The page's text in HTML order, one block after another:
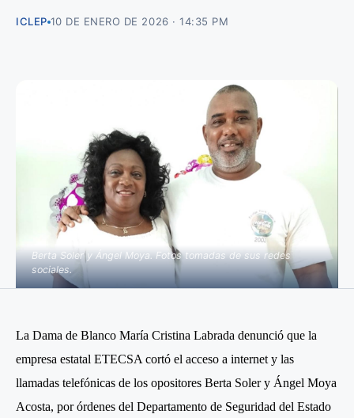
ICLEP 10 DE ENERO DE 2026 · 14:35 PM
Berta Soler y Ángel Moya. Fotos tomadas de sus redes
sociales.
La Dama de Blanco María Cristina Labrada denunció que la
empresa estatal ETECSA cortó el acceso a internet y las
llamadas telefónicas de los opositores Berta Soler y Ángel Moya
Acosta, por órdenes del Departamento de Seguridad del Estado